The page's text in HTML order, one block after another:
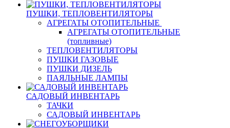
ПУШКИ, ТЕПЛОВЕНТИЛЯТОРЫ
АГРЕГАТЫ ОТОПИТЕЛЬНЫЕ
АГРЕГАТЫ ОТОПИТЕЛЬНЫЕ
(топливные)
ТЕПЛОВЕНТИЛЯТОРЫ
ПУШКИ ГАЗОВЫЕ
ПУШКИ ДИЗЕЛЬ
ПАЯЛЬНЫЕ ЛАМПЫ
САДОВЫЙ ИНВЕНТАРЬ
ТАЧКИ
САДОВЫЙ ИНВЕНТАРЬ